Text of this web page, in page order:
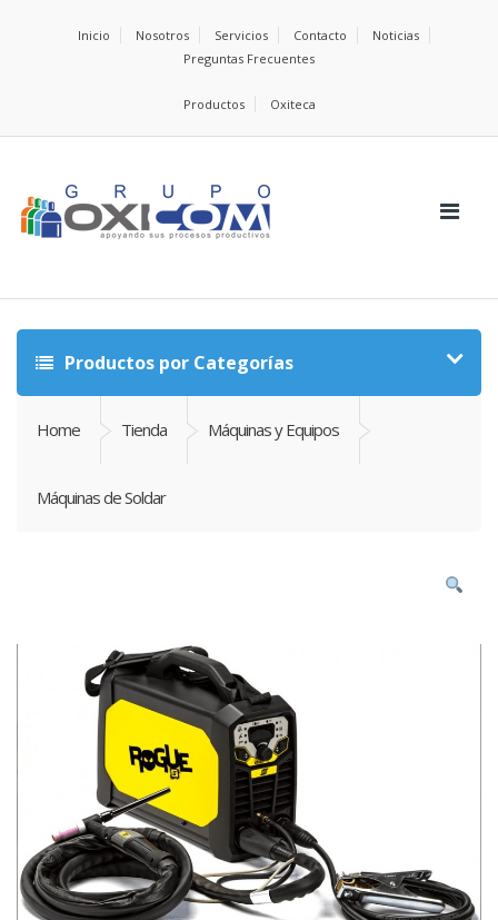
Inicio Nosotros Servicios Contacto
Noticias
Preguntas Frecuentes
Productos Oxiteca
Productos por Categorías
Home Tienda Máquinas y Equipos
Máquinas de Soldar